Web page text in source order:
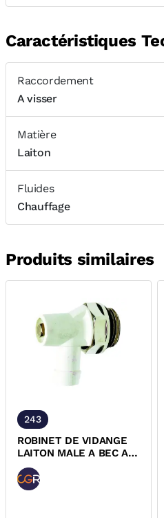
Caractéristiques
Raccordement
A visser
Matière
Laiton
Fluides
Chauffage
Produits similaires
243
ROBINET DE VIDANGE
LAITON MALE A BEC A
TETE TOURNANTE